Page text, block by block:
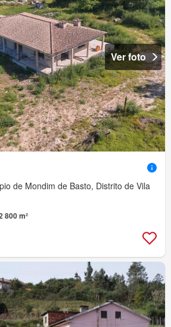
Ver foto
de Mondim de Basto, Distrito de Vila
800 m²